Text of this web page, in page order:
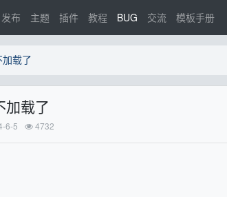
发布 主题 插件 教程 BUG 交流 模板手册
载了
加载了
6-5 4732